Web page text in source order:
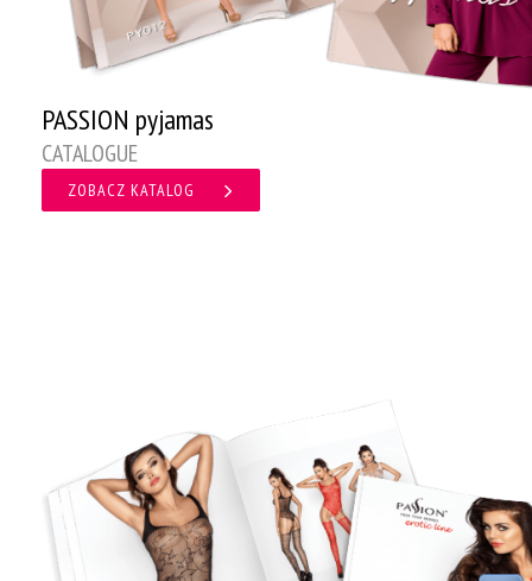
PASSION pyjamas
CATALOGUE
ZOBACZ KATALOG